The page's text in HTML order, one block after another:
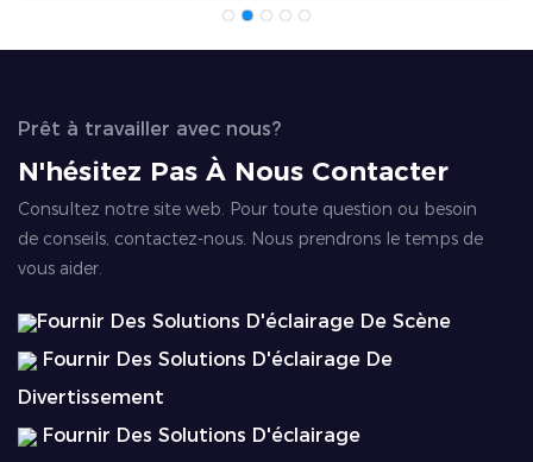
Prêt à travailler avec nous?
N'hésitez Pas À Nous Contacter
Consultez notre site web. Pour toute question ou besoin
de conseils, contactez-nous. Nous prendrons le temps de
vous aider.
Fournir Des Solutions D'éclairage De Scène
Fournir Des Solutions D'éclairage De
Divertissement
Fournir Des Solutions D'éclairage